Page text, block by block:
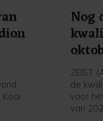
Nog
ZEIST
de
voor
van